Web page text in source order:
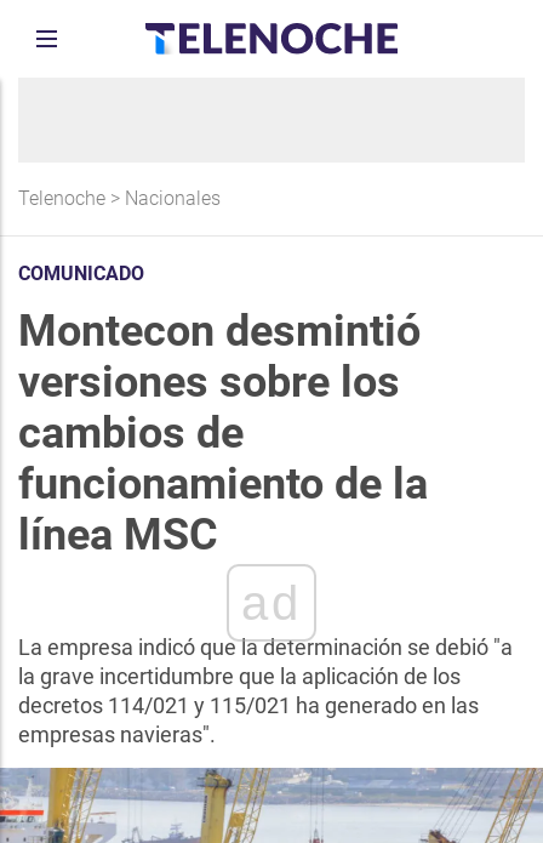
Telenoche > Nacionales
COMUNICADO
Montecon desmintió
versiones sobre los
cambios de
funcionamiento de la
línea MSC
ad
La empresa indicó que la determinación se debió "a
la grave incertidumbre que la aplicación de los
decretos 114/021 y 115/021 ha generado en las
empresas navieras".